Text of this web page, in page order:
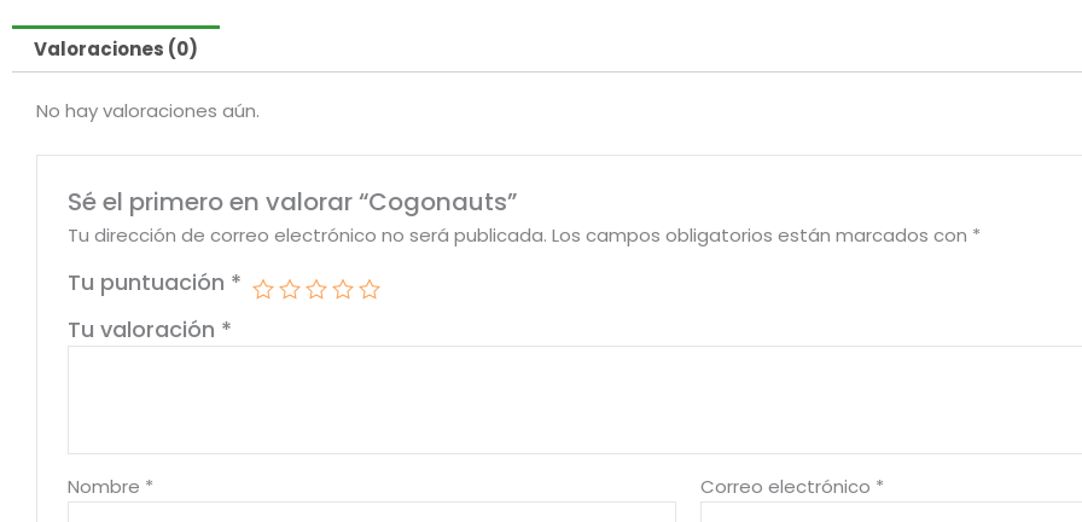
Valoraciones (0)
No hay valoraciones aún.
Sé el primero en valorar “Cogonauts”
Tu dirección de correo electrónico no será publicada. Los campos obligatorios están marcados con *
Tu puntuación *
Tu valoración *
Nombre * Correo electrónico *